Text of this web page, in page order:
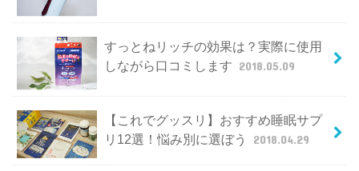
すっとねリッチの効果は？実際に使用
しながら口コミします 2018.05.09
【これでグッスリ】おすすめ睡眠サプ
リ12選！悩み別に選ぼう
2018.04.29